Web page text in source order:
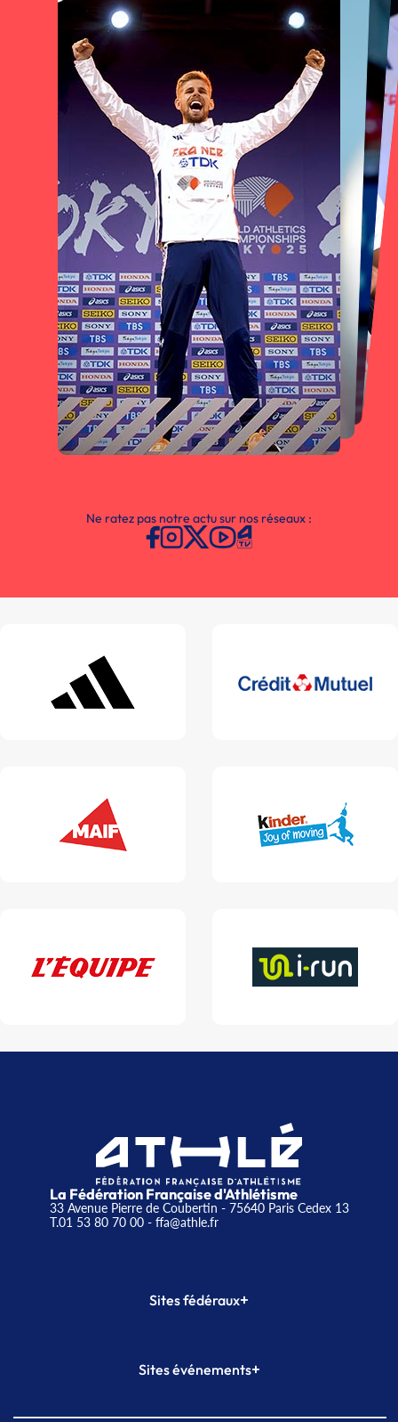
Ne ratez pas notre actu sur nos réseaux :
La Fédération Française d'Athlétisme
33 Avenue Pierre de Coubertin - 75640 Paris Cedex 13
T.01 53 80 70 00- ffa@athle.fr
Sites fédéraux+
Plateforme Formation
Sites événements+